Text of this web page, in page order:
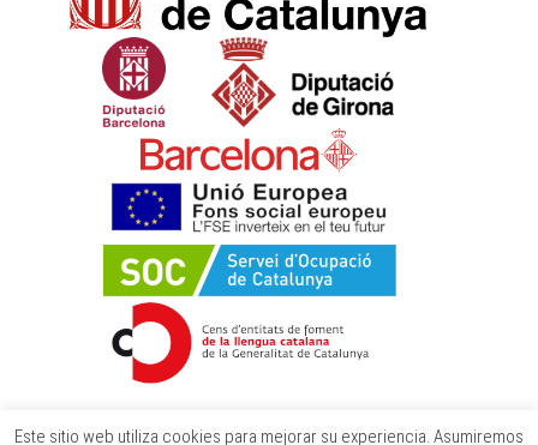
Este sitio web utiliza cookies para mejorar su experiencia. Asumiremos